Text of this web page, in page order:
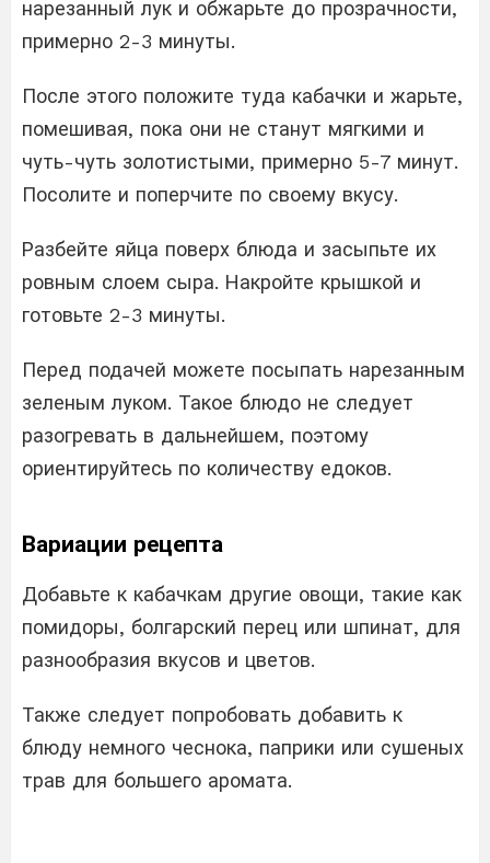
нарезанный лук и обжарьте до прозрачности,
примерно 2-3 минуты.
После этого положите туда кабачки и жарьте,
помешивая, пока они не станут мягкими и
чуть-чуть золотистыми, примерно 5-7 минут.
Посолите и поперчите по своему вкусу.
Разбейте яйца поверх блюда и засыпьте их
ровным слоем сыра. Накройте крышкой и
готовьте 2-3 минуты.
Перед подачей можете посыпать нарезанным
зеленым луком. Такое блюдо не следует
разогревать в дальнейшем, поэтому
ориентируйтесь по количеству едоков.
Вариации рецепта
Добавьте к кабачкам другие овощи, такие как
помидоры, болгарский перец или шпинат, для
разнообразия вкусов и цветов.
Также следует попробовать добавить к
блюду немного чеснока, паприки или сушеных
трав для большего аромата.